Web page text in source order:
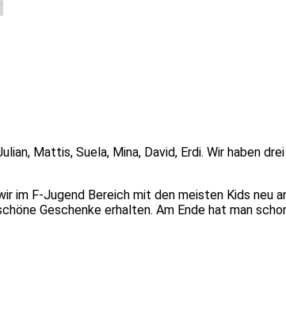
Mattis, Suela, Mina, David, Erdi. Wir haben
im F-Jugend Bereich mit den meisten Kids
Geschenke erhalten. Am Ende hat man